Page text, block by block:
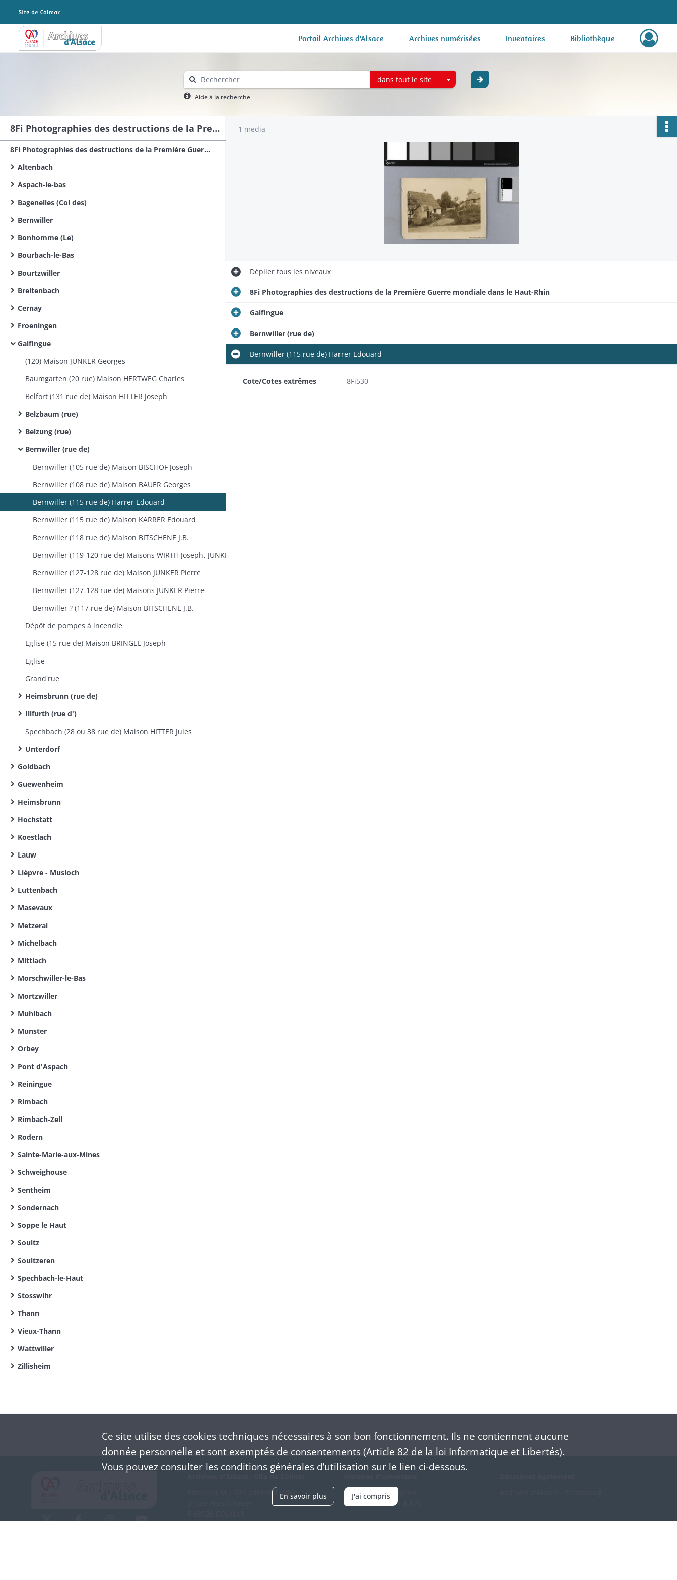
Archives Alsace - Colmar Portail Archives d'Alsace Archives numérisées Inventaires Bibliothèque
dans tout le site
Aide à la recherche
8Fi Photographies des destructions de la Première Guerre mondiale dans le sud du Haut-Rhin
8Fi Photographies des destructions de la Première Guerre mondiale dans le Haut-Rhin
Altenbach
Aspach-le-bas
Bagenelles (Col des)
Bernwiller
Bonhomme (Le)
Bourbach-le-Bas
Bourtzwiller
Breitenbach
Cernay
Froeningen
Galfingue
(120) Maison JUNKER Georges
Baumgarten (20 rue) Maison HERTWEG Charles
Belfort (131 rue de) Maison HITTER Joseph
Belzbaum (rue)
Belzung (rue)
Bernwiller (rue de)
Bernwiller (105 rue de) Maison BISCHOF Joseph
Bernwiller (108 rue de) Maison BAUER Georges
Bernwiller (115 rue de) Harrer Edouard
Bernwiller (115 rue de) Maison KARRER Edouard
Bernwiller (118 rue de) Maison BITSCHENE J.B.
Bernwiller (127-128 rue de) Maison JUNKER Pierre
Bernwiller (127-128 rue de) Maisons JUNKER Pierre
Bernwiller ? (117 rue de) Maison BITSCHENE J.B.
Dépôt de pompes à incendie
Eglise (15 rue de) Maison BRINGEL Joseph
Eglise
Grand'rue
Heimsbrunn (rue de)
Illfurth (rue d')
Spechbach (28 ou 38 rue de) Maison HITTER Jules
Unterdorf
Goldbach
Guewenheim
Heimsbrunn
Hochstatt
Koestlach
Lauw
Lièpvre - Musloch
Luttenbach
Masevaux
Metzeral
Michelbach
Mittlach
Morschwiller-le-Bas
Mortzwiller
Muhlbach
Munster
Orbey
Pont d'Aspach
Reiningue
Rimbach
Rimbach-Zell
Rodern
Sainte-Marie-aux-Mines
Schweighouse
Sentheim
Sondernach
Soppe le Haut
Soultz
Soultzeren
Spechbach-le-Haut
Stosswihr
Thann
Vieux-Thann
Wattwiller
Zillisheim
1 media
Dépliertous les niveaux
8Fi Photographies des destructions de la Première Guerre mondiale dans le Haut-Rhin
Galfingue
Bernwiller (rue de)
Bernwiller (115 rue de) Harrer Edouard
Cote/Cotes extrêmes 8Fi530
Bâtiment M / Cité administrative
(+33) 3 89 21 97 00
Du mardi au vendredi
en continu de 9h à 17h
Ce site utilise des cookiestechniques nécessaires à son bon fonctionnement. Ils ne contiennent aucune
donnée personnelle et sont exemptés de consentements (Article 82 de la loi Informatique et Libertés).
Vous pouvez consulter les conditions générales d’utilisation sur le lien ci-dessous.
En savoir plus J'ai compris